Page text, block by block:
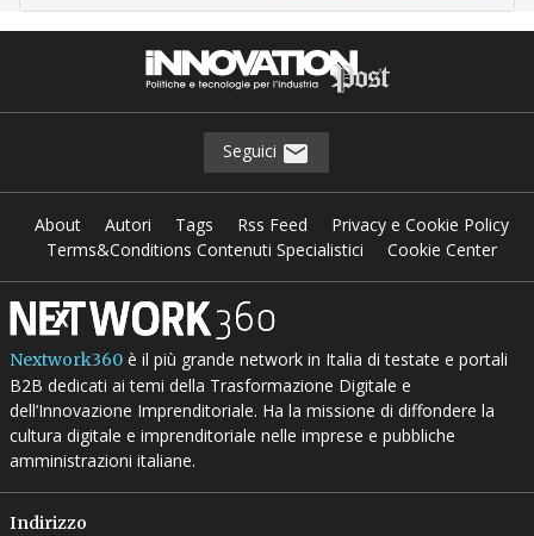
Seguici
About Autori Tags Rss Feed
Privacy e Cookie Policy
Terms&Conditions Contenuti Specialistici
Cookie Center
Nextwork360è il più grande network in Italia di testate e portali
B2B dedicati ai temi della Trasformazione Digitale e
dell’Innovazione Imprenditoriale. Ha la missione di diffondere la
cultura digitale e imprenditoriale nelle imprese e pubbliche
amministrazioni italiane.
Indirizzo